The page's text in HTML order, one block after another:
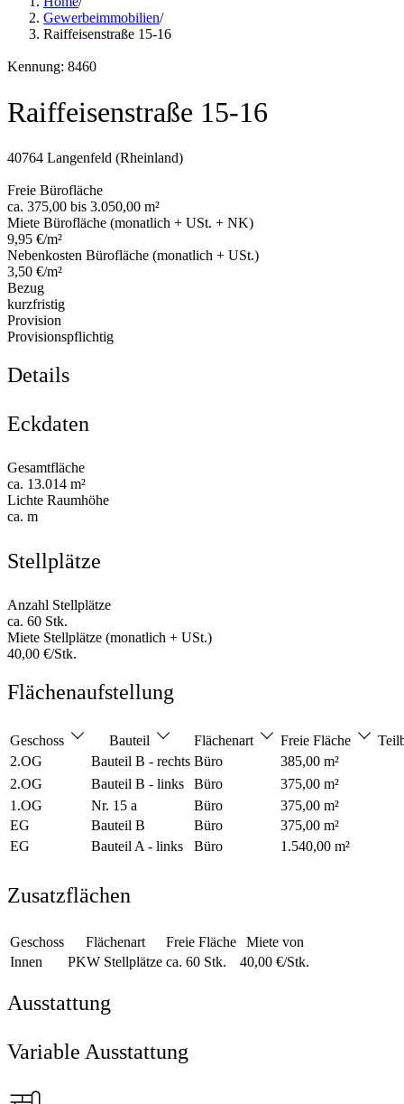
Gewerbeimmobilien/
Raiffeisenstraße 15-16
Kennung: 8460
Raiffeisenstraße 15-16
40764 Langenfeld (Rheinland)
Freie Bürofläche
ca. 375,00 bis 3.050,00 m²
Miete Bürofläche (monatlich + USt. + NK)
9,95 €/m²
Nebenkosten Bürofläche (monatlich + USt.)
3,50 €/m²
Bezug
kurzfristig
Provision
Provisionspflichtig
Details
Eckdaten
Gesamtfläche
ca. 13.014 m²
Lichte Raumhöhe
ca. m
Stellplätze
Anzahl Stellplätze
ca. 60 Stk.
Miete Stellplätze (monatlich + USt.)
40,00 €/Stk.
Flächenaufstellung
Geschoss Bauteil Flächenart Freie Fläche
2.OG
Bauteil B - rechts Büro 385,00 m²
2.OG Bauteil B - links Büro 375,00 m²
1.OG Nr. 15 a Büro 375,00 m²
EG
Bauteil B Büro 375,00 m²
EG
Bauteil A - links Büro 1.540,00 m²
Zusatzflächen
Geschoss Flächenart Freie Fläche
Miete von
Innen
PKW Stellplätze ca. 60 Stk. 40,00 €/Stk.
Ausstattung
Variable Ausstattung